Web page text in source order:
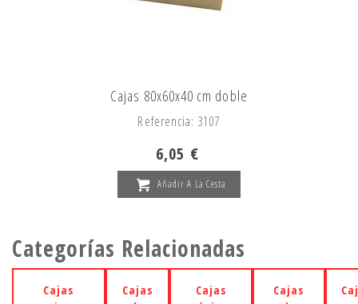
Cajas 80x60x40 cm doble
Referencia: 3107
6,05 €
Añadir A La Cesta
Categorías Relacionadas
Cajas
Cajas
Cajas
Cajas